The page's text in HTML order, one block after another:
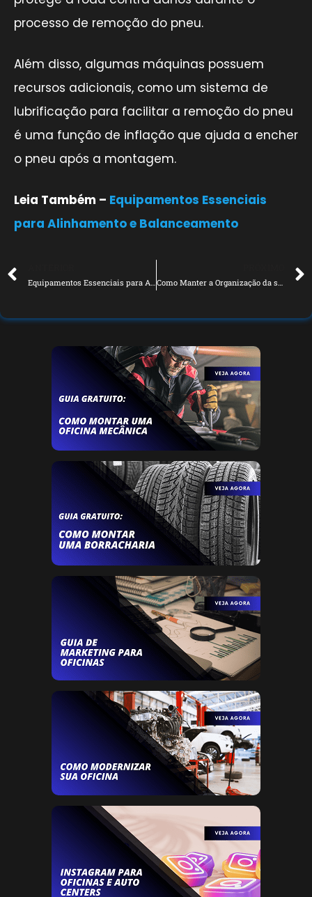
processo de remoção do pneu.
Além disso, algumas máquinas possuem
recursos adicionais, como um sistema de
lubrificação para facilitar a remoção do pneu
é uma função de inflação que ajuda a encher
o pneu após a montagem.
Leia Também – Equipamentos Essenciais
para Alinhamento e Balanceamento
Equipamentos Essenciais para Alinhamento e Balanceamento Como Manter a Organização da sua Oficina Mecânica e Auto Center